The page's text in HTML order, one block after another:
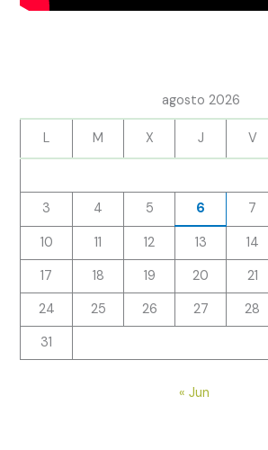
agosto 2026
L M X J V
3
4 5 6 7
10
11 12 13 14
17
18 19 20 21
24
25 26 27 28
31
« Jun